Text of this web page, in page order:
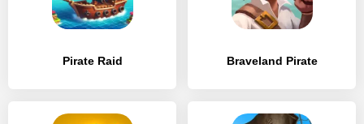
Pirate Raid Braveland Pirate